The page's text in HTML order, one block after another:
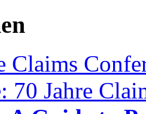
Claims
70 Jahre